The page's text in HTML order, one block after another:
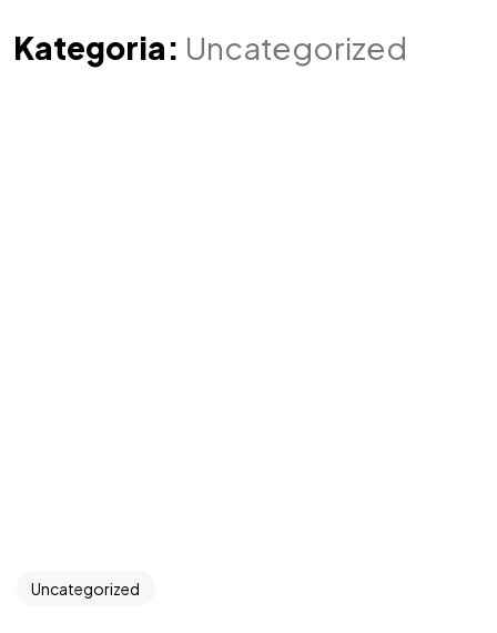
Kategoria: Uncategorized
Uncategorized